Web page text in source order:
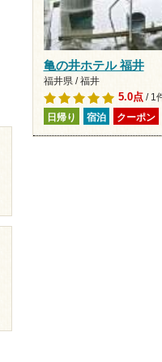
亀の井ホテル 福井
福井県 / 福井
5.0点/ 1
日帰り 宿泊 クーポン